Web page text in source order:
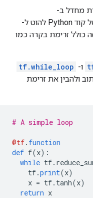
, והופכת תת-קבוצה של קוד Python להוט ל-
ו- tf.while_loop
ולהבין את זרימת
# A simple loop
@tf. function
def f(x):
while tf.
tf.print(x)
x = tf. tanh(x)
return x